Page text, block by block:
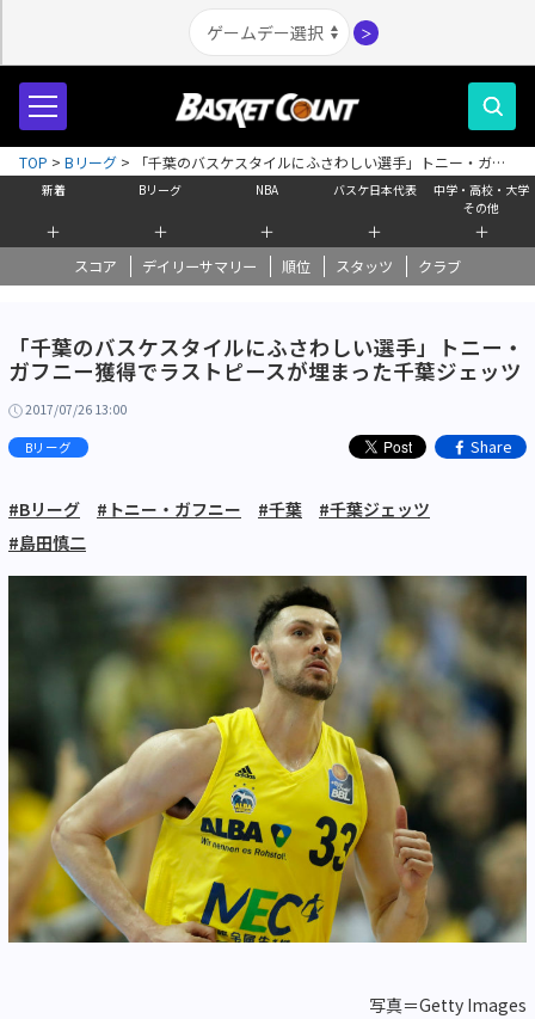
＞
新着
＋
Bリーグ
＋
NBA
＋
バスケ日本代表
＋
中学・高校・大学
その他
＋
スコア デイリーサマリー 順位 スタッツ クラブ
TOP > Bリーグ >
「千葉のバスケスタイルにふさわしい選手」トニー・ガフ
ニー獲得でラストピースが埋まった千葉ジェッツ
「千葉のバスケスタイルにふさわしい選手」トニー・
ガフニー獲得でラストピースが埋まった千葉ジェッツ
2017/07/26 13:00
Bリーグ Share
#Bリーグ #トニー・ガフニー #千葉
#千葉ジェッツ
#島田慎二
写真＝Getty Images